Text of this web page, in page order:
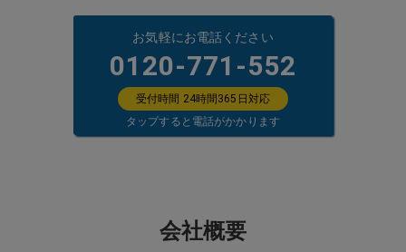
お気軽にお電話ください
0120-771-552
受付時間 24時間365日対応
タップすると電話がかかります
会社概要